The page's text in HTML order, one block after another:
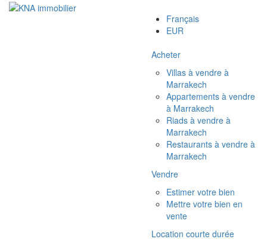
Français
EUR
Acheter
Villas à vendre à
Marrakech
Appartements à vendre
à Marrakech
Riads à vendre à
Marrakech
Restaurants à vendre à
Marrakech
Vendre
Estimer votre bien
Mettre votre bien en
vente
Location courte durée